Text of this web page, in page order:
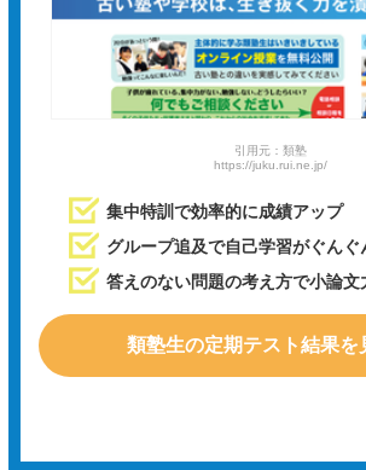
引用元：類塾
https://juku.rui.ne.jp/
集中特訓で効率的に成績アップ
グループ追及で自己学習がぐんぐ
答えのない問題の考え方で小論文
類塾生の定期テスト結果を